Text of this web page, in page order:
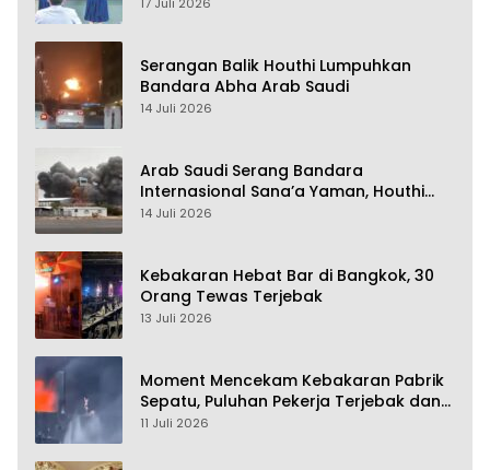
Serangan Balik Houthi Lumpuhkan
Bandara Abha Arab Saudi
14 Juli 2026
Arab Saudi Serang Bandara
Internasional Sana’a Yaman, Houthi
Siap Serang Balik
14 Juli 2026
Kebakaran Hebat Bar di Bangkok, 30
Orang Tewas Terjebak
13 Juli 2026
Moment Mencekam Kebakaran Pabrik
Sepatu, Puluhan Pekerja Terjebak dan
28 Orang Tewas
11 Juli 2026